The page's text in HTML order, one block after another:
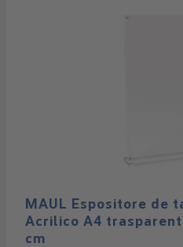
MAUL Espositore de
Acrilico A4
cm